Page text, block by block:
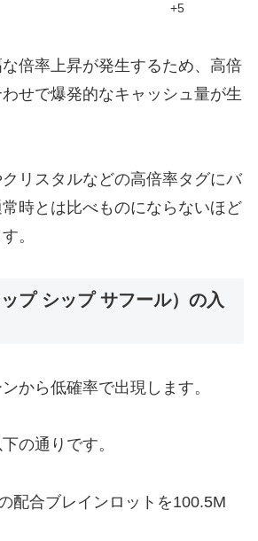
+5
倍率上昇が発生するため、高倍
せで爆発的なキャッシュ量が生
リスタルなどの高倍率タグにバ
時とは比べものにならないほど
。
プ シップ サフール）の入
から低確率で出現します。
の通りです。
配合ブレインロットを100.5M